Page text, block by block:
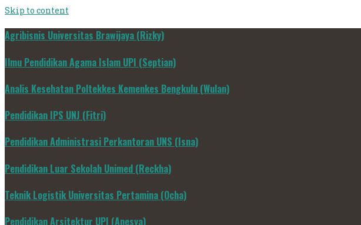
Skip to content
Agribisnis Universitas Brawijaya (Rizky)
Ilmu Pendidikan Agama Islam UPI (Septian)
Analis Kesehatan Poltekkes Kemenkes Bengkulu (Wulan)
Pendidikan IPS UNJ (Fitri)
Pendidikan Administrasi Perkantoran UNS (Isna)
Pendidikan Luar Sekolah Unimed (Reckha)
Teknik Logistik Universitas Pertamina (Ocha)
Pendidikan Arsitektur UPI (Anesya)